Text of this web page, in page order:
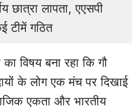
छात्रा लापता, एएसपी
टीमें गठित
विषय बना रहा कि गौ
के लोग एक मंच पर दिखाई
एकता और भारतीय